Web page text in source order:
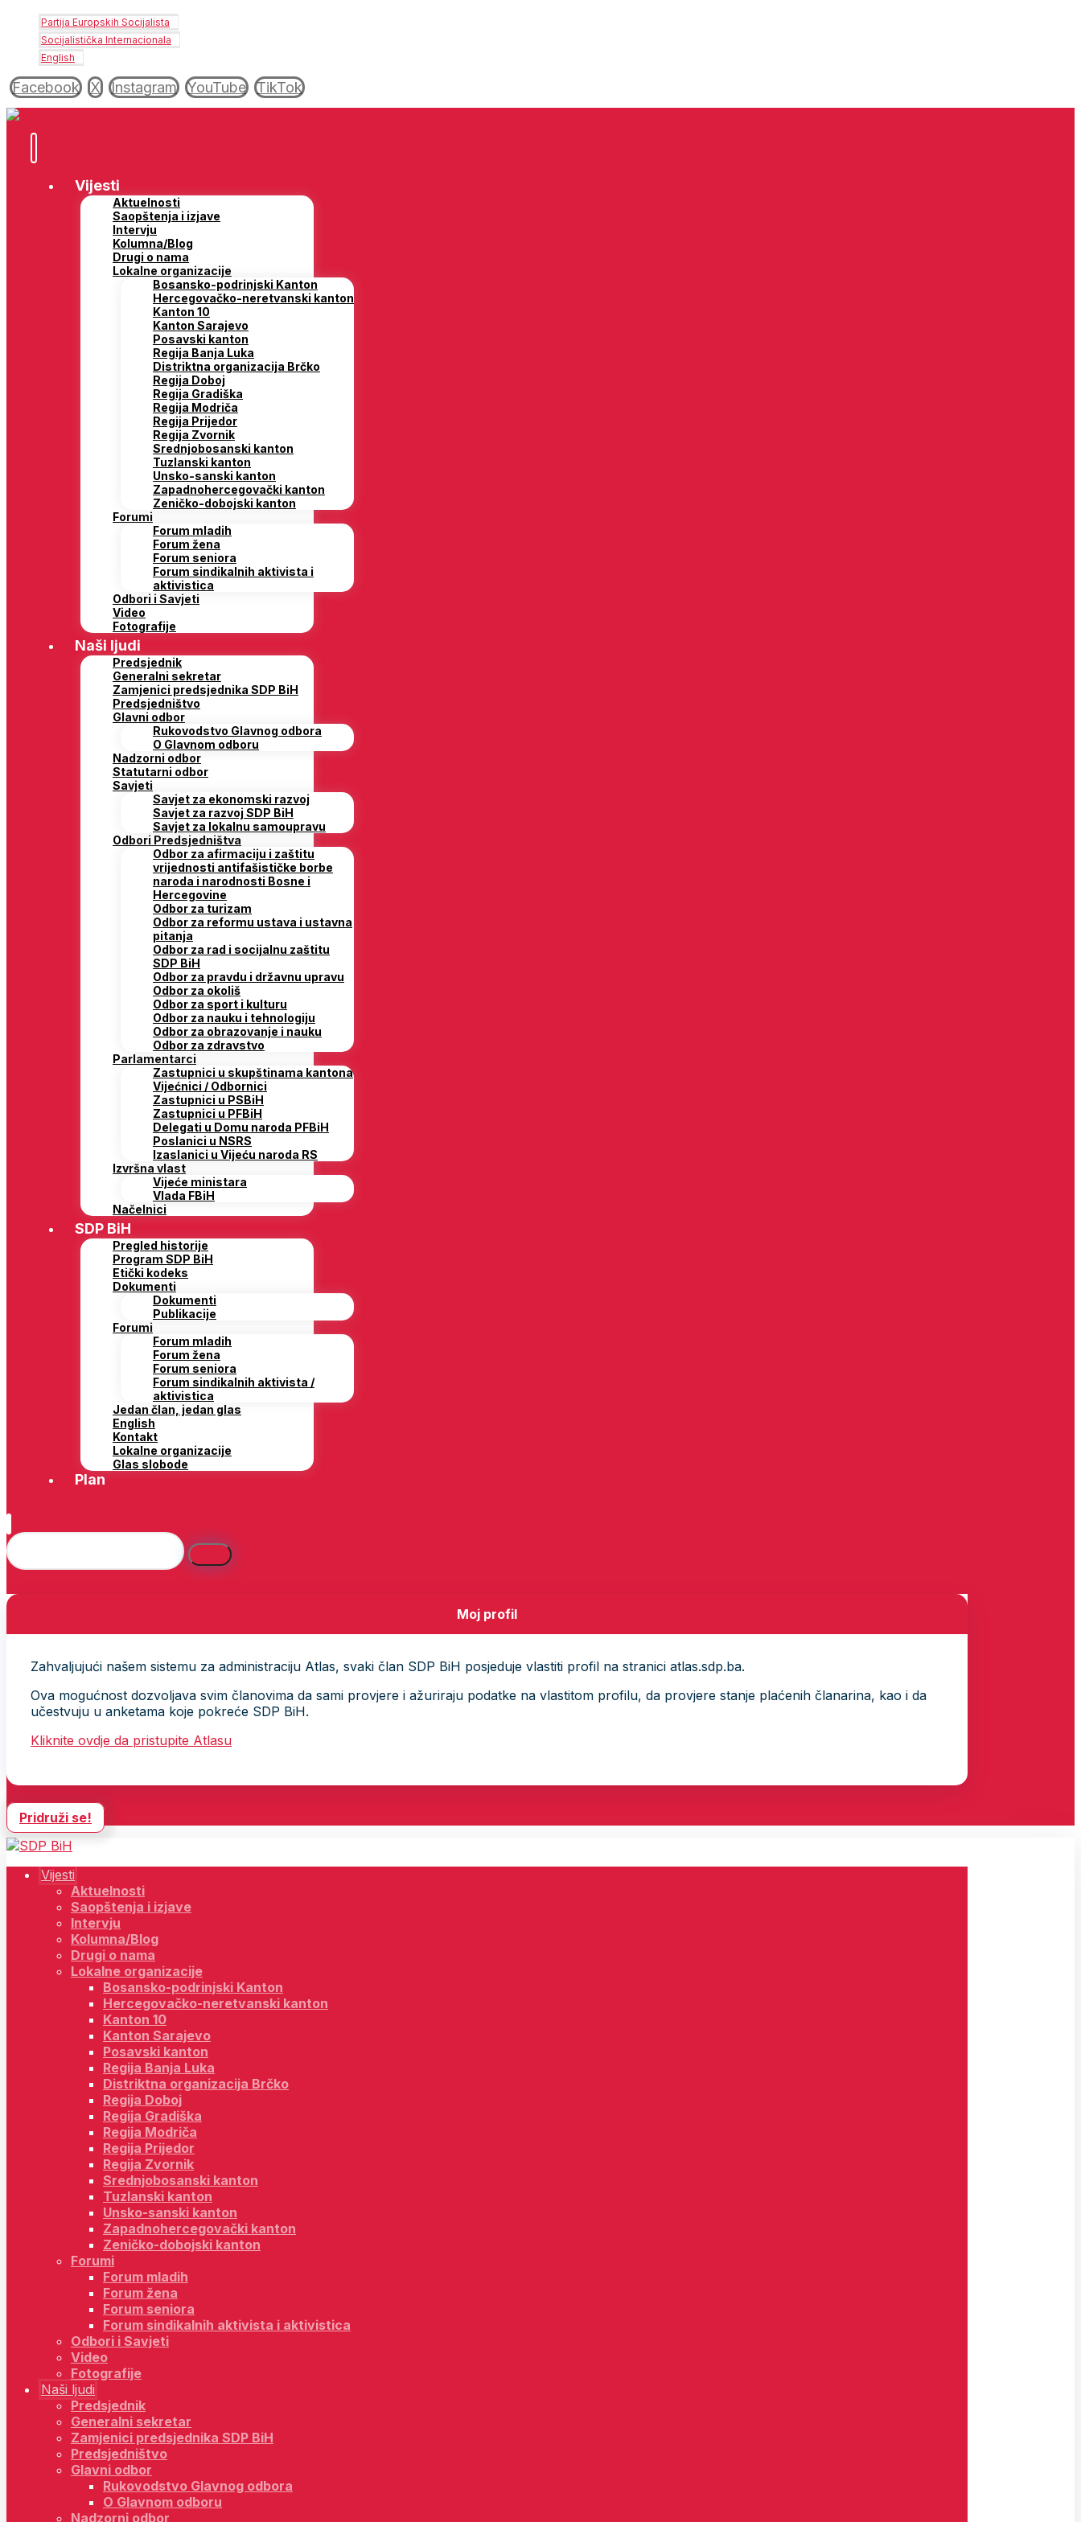
Partija Europskih Socijalista
Socijalistička Internacionala
English
Facebook X Instagram YouTube TikTok
Vijesti
Aktuelnosti
Saopštenja i izjave
Intervju
Kolumna/Blog
Drugi o nama
Lokalne organizacije
Bosansko-podrinjski Kanton
Hercegovačko-neretvanski kanton
Kanton 10
Kanton Sarajevo
Posavski kanton
Regija Banja Luka
Distriktna organizacija Brčko
Regija Doboj
Regija Gradiška
Regija Modriča
Regija Prijedor
Regija Zvornik
Srednjobosanski kanton
Tuzlanski kanton
Unsko-sanski kanton
Zapadnohercegovački kanton
Zeničko-dobojski kanton
Forumi
Forum mladih
Forum žena
Forum seniora
Forum sindikalnih aktivista i
aktivistica
Odbori i Savjeti
Video
Fotografije
Naši ljudi
Predsjednik
Generalni sekretar
Zamjenici predsjednika SDP BiH
Predsjedništvo
Glavni odbor
Rukovodstvo Glavnog odbora
O Glavnom odboru
Nadzorni odbor
Statutarni odbor
Savjeti
Savjet za ekonomski razvoj
Savjet za razvoj SDP BiH
Savjet za lokalnu samoupravu
Odbori Predsjedništva
Odbor za afirmaciju i zaštitu
vrijednosti antifašističke borbe
naroda i narodnosti Bosne i
Hercegovine
Odbor za turizam
Odbor za reformu ustava i ustavna
pitanja
Odbor za rad i socijalnu zaštitu
SDP BiH
Odbor za pravdu i državnu upravu
Odbor za okoliš
Odbor za sport i kulturu
Odbor za nauku i tehnologiju
Odbor za obrazovanje i nauku
Odbor za zdravstvo
Parlamentarci
Zastupnici u skupštinama kantona
Vijećnici / Odbornici
Zastupnici u PSBiH
Zastupnici u PFBiH
Delegati u Domu naroda PFBiH
Poslanici u NSRS
Izaslanici u Vijeću naroda RS
Izvršna vlast
Vijeće ministara
Vlada FBiH
Načelnici
SDP BiH
Pregled historije
Program SDP BiH
Etički kodeks
Dokumenti
Dokumenti
Publikacije
Forumi
Forum mladih
Forum žena
Forum seniora
Forum sindikalnih aktivista /
aktivistica
Jedan član, jedan glas
English
Kontakt
Lokalne organizacije
Glas slobode
Plan
Moj profil
Zahvaljujući našem sistemu za administraciju Atlas, svaki član SDP BiH posjeduje vlastiti profil na stranici atlas.sdp.ba.
Ova mogućnost dozvoljava svim članovima da sami provjere i ažuriraju podatke na vlastitom profilu, da provjere stanje plaćenih članarina, kao i da
učestvuju u anketama koje pokreće SDP BiH.
Kliknite ovdje da pristupite Atlasu
Pridruži se!
Vijesti
Aktuelnosti
Saopštenja i izjave
Intervju
Kolumna/Blog
Drugi o nama
Lokalne organizacije
Bosansko-podrinjski Kanton
Hercegovačko-neretvanski kanton
Kanton 10
Kanton Sarajevo
Posavski kanton
Regija Banja Luka
Distriktna organizacija Brčko
Regija Doboj
Regija Gradiška
Regija Modriča
Regija Prijedor
Regija Zvornik
Srednjobosanski kanton
Tuzlanski kanton
Unsko-sanski kanton
Zapadnohercegovački kanton
Zeničko-dobojski kanton
Forumi
Forum mladih
Forum žena
Forum seniora
Forum sindikalnih aktivista i aktivistica
Odbori i Savjeti
Video
Fotografije
Naši ljudi
Predsjednik
Generalni sekretar
Zamjenici predsjednika SDP BiH
Predsjedništvo
Glavni odbor
Rukovodstvo Glavnog odbora
O Glavnom odboru
Nadzorni odbor